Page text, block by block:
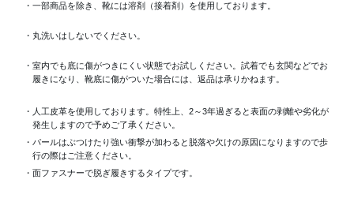
・一部商品を除き、靴には溶剤（接着剤）を使用しております。
・丸洗いはしないでください。
・室内でも底に傷がつきにくい状態でお試しください。試着でも玄関などでお
履きになり、靴底に傷がついた場合には、返品は承りかねます。
・人工皮革を使用しております。特性上、2～3年過ぎると表面の剥離や劣化が
発生しますので予めご了承ください。
・パールはぶつけたり強い衝撃が加わると脱落や欠けの原因になりますので歩
行の際はご注意ください。
・面ファスナーで脱ぎ履きするタイプです。